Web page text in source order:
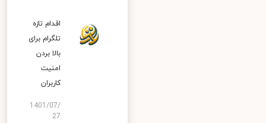
اقدام تازه
تلگرام برای
بالا بردن
امنیت
کاربران
1401/07/
27